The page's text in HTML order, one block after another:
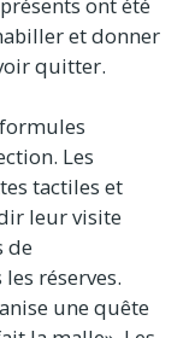
et donner
quitter.
Les
tactiles et
leur visite
de
réserves.
une quête